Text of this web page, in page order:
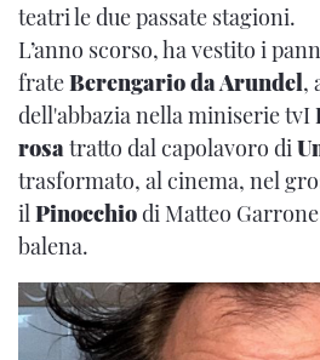
teatri le due passate stagioni.
L’anno scorso, ha vestito i
frateBerengario da Arundel,
dell'abbazia nella miniserie tvI
rosa tratto dal capolavoro di
trasformato, al cinema, nel
il Pinocchiodi Matteo
balena.